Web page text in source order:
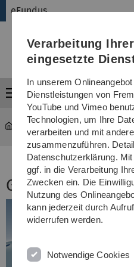
eFundus
Menü
Verleih
Geräte & Co
Verarbeitung
eingesetzte
In unserem
Dienstleistungen von
YouTube und Vimeo
Technologien, um Ihre
verarbeiten und mit
zusammenzuführen.
Datenschutzerklärung.
ggf. in die Verarbeitung
Zwecken ein. Die
Nutzung des
kann jederzeit durch
widerrufen werden.
Notwendige Cookies